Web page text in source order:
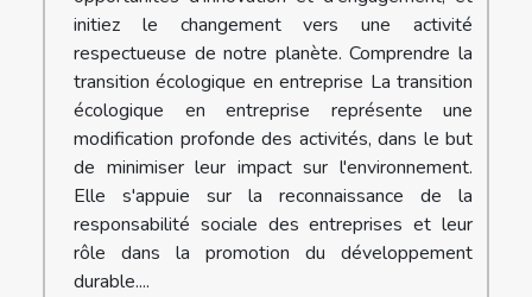
initiez le changement vers une activité
respectueuse de notre planète. Comprendre la
transition écologique en entreprise La transition
écologique en entreprise représente une
modification profonde des activités, dans le but
de minimiser leur impact sur l'environnement.
Elle s'appuie sur la reconnaissance de la
responsabilité sociale des entreprises et leur
rôle dans la promotion du développement
durable....